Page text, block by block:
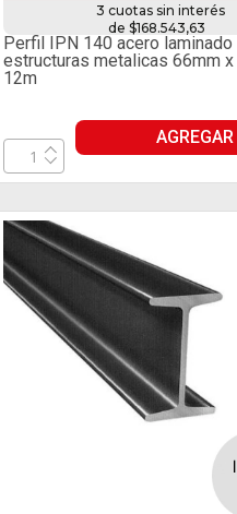
3 cuotas sin interés
de $168.543,63
Perfil IPN 140 acero laminado
estructuras metalicas 66mm
12m
AGREGAR